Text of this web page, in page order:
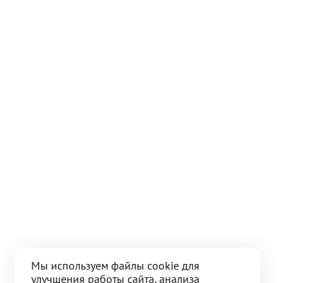
Мы используем файлы cookie для
улучшения работы сайта, анализа